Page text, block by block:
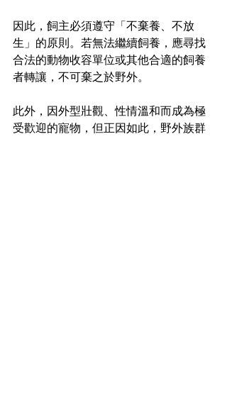
因此，飼主必須遵守「不棄養、不放
生」的原則。若無法繼續飼養，應尋找
合法的動物收容單位或其他合適的飼養
者轉讓，不可棄之於野外。
此外，因外型壯觀、性情溫和而成為極
受歡迎的寵物，但正因如此，野外族群